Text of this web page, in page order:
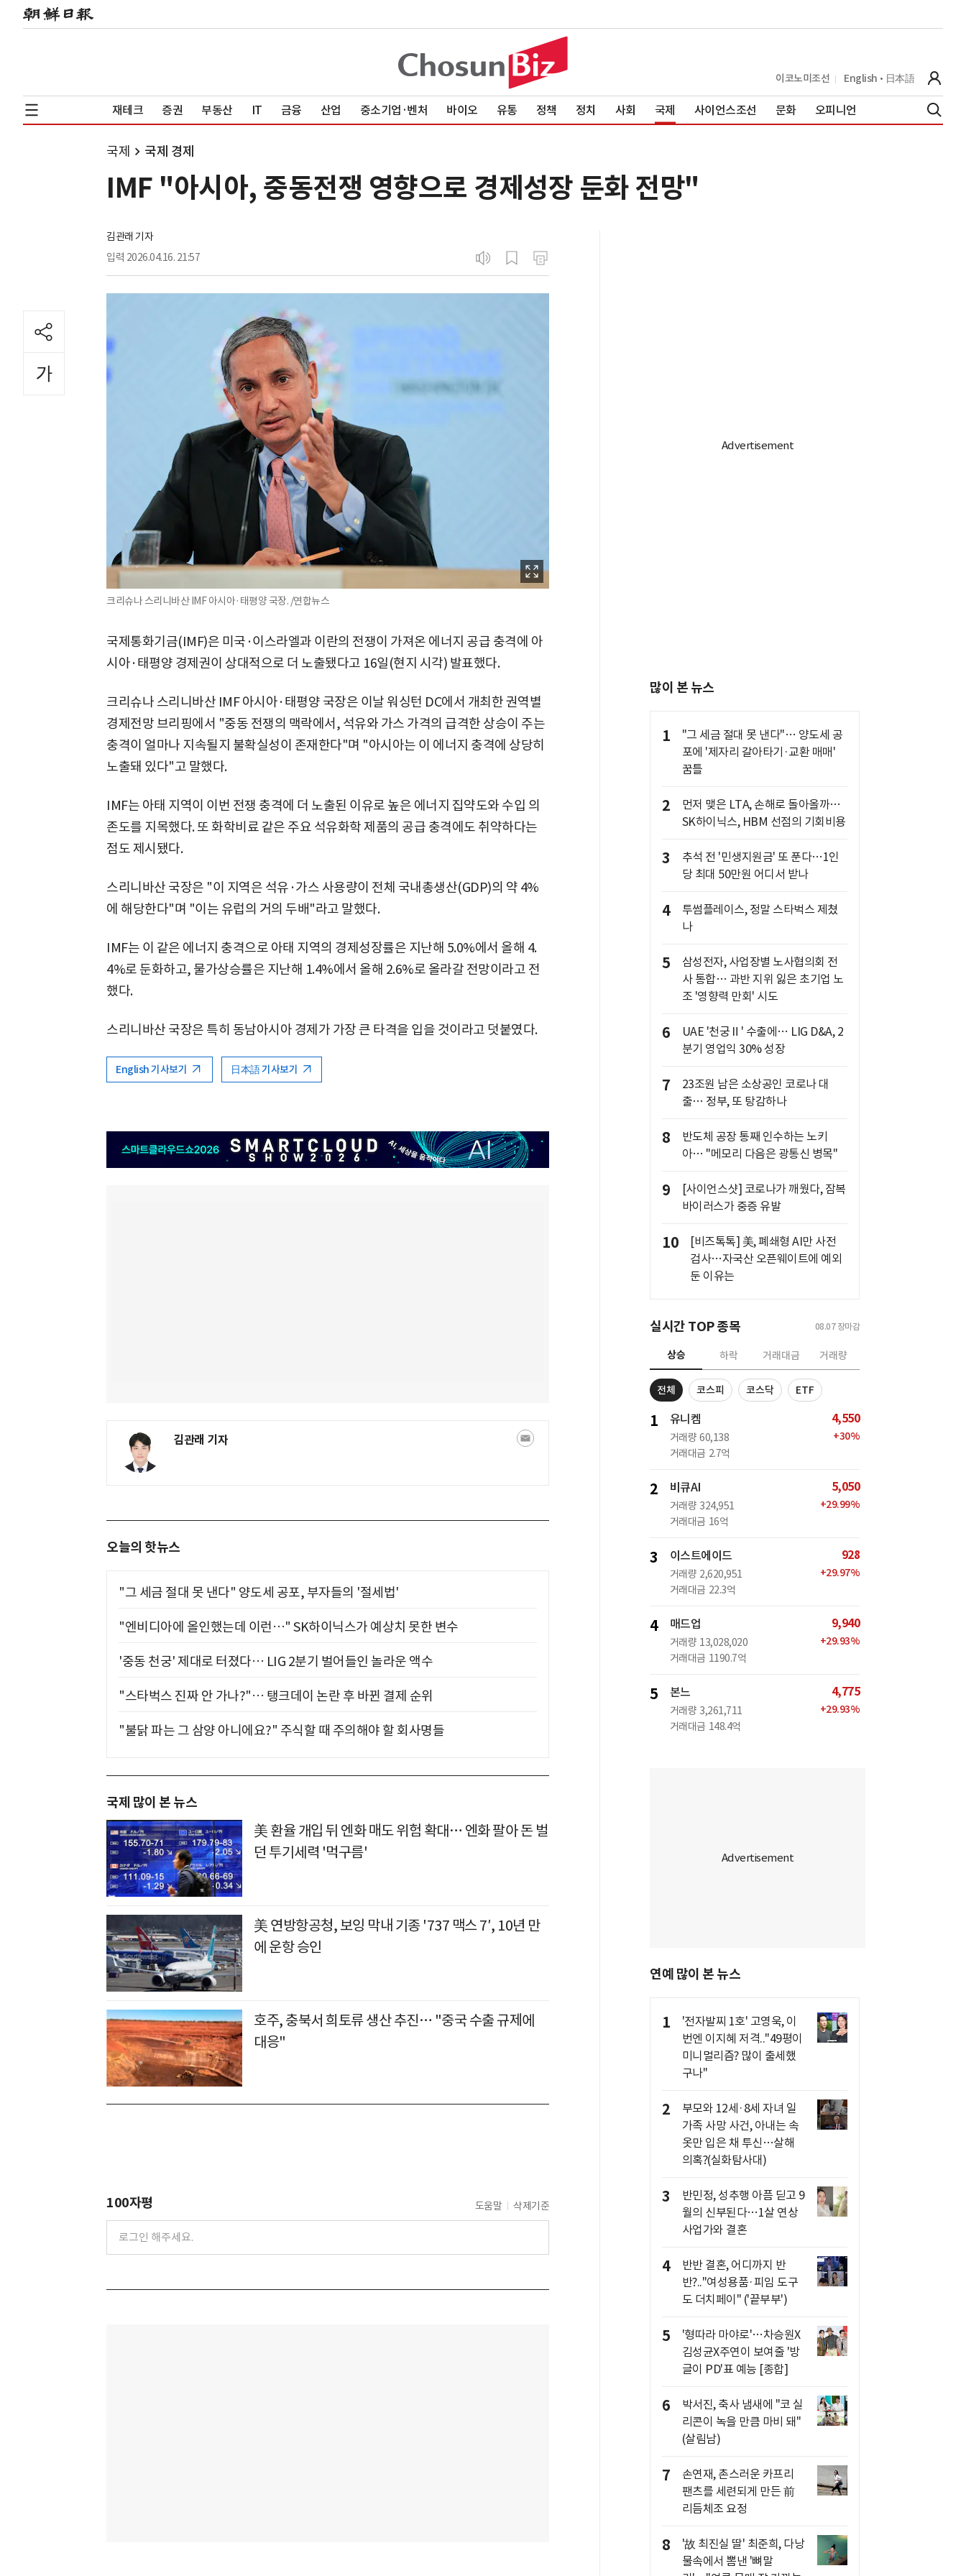
이코노미조선 English 日本語
재테크 증권 부동산 IT 금융 산업 중소기업·벤처 바이오 유통 정책 정치 사회 국제 사이언스조선 문화 오피니언
국제 국제 경제
IMF "아시아, 중동전쟁 영향으로 경제성장 둔화 전망"
김관래 기자
입력 2026.04.16. 21:57
크리슈나 스리니바산 IMF 아시아·태평양 국장. /연합뉴스
국제통화기금(IMF)은 미국·이스라엘과 이란의 전쟁이 가져온 에너지 공급 충격에 아
시아·태평양 경제권이 상대적으로 더 노출됐다고 16일(현지 시각) 발표했다.
크리슈나 스리니바산 IMF 아시아·태평양 국장은 이날 워싱턴 DC에서 개최한 권역별
경제전망 브리핑에서 "중동 전쟁의 맥락에서, 석유와 가스 가격의 급격한 상승이 주는
충격이 얼마나 지속될지 불확실성이 존재한다"며 "아시아는 이 에너지 충격에 상당히
노출돼 있다"고 말했다.
IMF는 아태 지역이 이번 전쟁 충격에 더 노출된 이유로 높은 에너지 집약도와 수입 의
존도를 지목했다. 또 화학비료 같은 주요 석유화학 제품의 공급 충격에도 취약하다는
점도 제시됐다.
스리니바산 국장은 "이 지역은 석유·가스 사용량이 전체 국내총생산(GDP)의 약 4%
에 해당한다"며 "이는 유럽의 거의 두배"라고 말했다.
IMF는 이 같은 에너지 충격으로 아태 지역의 경제성장률은 지난해 5.0%에서 올해 4.
4%로 둔화하고, 물가상승률은 지난해 1.4%에서 올해 2.6%로 올라갈 전망이라고 전
했다.
스리니바산 국장은 특히 동남아시아 경제가 가장 큰 타격을 입을 것이라고 덧붙였다.
English 기사보기 日本語 기사보기
김관래 기자
오늘의 핫뉴스
"그 세금 절대 못 낸다" 양도세 공포, 부자들의 '절세법'
"엔비디아에 올인했는데 이런…" SK하이닉스가 예상치 못한 변수
'중동 천궁' 제대로 터졌다… LIG 2분기 벌어들인 놀라운 액수
"스타벅스 진짜 안 가나?"… 탱크데이 논란 후 바뀐 결제 순위
"불닭 파는 그 삼양 아니에요?" 주식할 때 주의해야 할 회사명들
국제 많이 본 뉴스
美 환율 개입 뒤 엔화 매도 위험 확대… 엔화 팔아 돈 벌
던 투기세력 '먹구름'
美 연방항공청, 보잉 막내 기종 '737 맥스 7′, 10년 만
에 운항 승인
호주, 충북서 희토류 생산 추진… "중국 수출 규제에
대응"
100자평 도움말 삭제기준
많이 본 뉴스
1
"그 세금 절대 못 낸다"… 양도세 공
포에 '제자리 갈아타기·교환 매매'
꿈틀
2
먼저 맺은 LTA, 손해로 돌아올까…
SK하이닉스, HBM 선점의 기회비용
3
추석 전 '민생지원금' 또 푼다…1인
당 최대 50만원 어디서 받나
4
투썸플레이스, 정말 스타벅스 제쳤
나
5
삼성전자, 사업장별 노사협의회 전
사 통합… 과반 지위 잃은 초기업 노
조 '영향력 만회' 시도
6
UAE '천궁Ⅱ' 수출에… LIG D&A, 2
분기 영업익 30% 성장
7
23조원 남은 소상공인 코로나 대
출… 정부, 또 탕감하나
8
반도체 공장 통째 인수하는 노키
아… "메모리 다음은 광통신 병목"
9
[사이언스샷] 코로나가 깨웠다, 잠복
바이러스가 중증 유발
10
[비즈톡톡] 美, 폐쇄형 AI만 사전
검사…자국산 오픈웨이트에 예외
둔 이유는
실시간 TOP 종목 08.07 장마감
상승 하락 거래대금 거래량
전체 코스피 코스닥 ETF
1 유니켐
거래량 60,138
거래대금 2.7억
4,550
+30%
2 비큐AI
거래량 324,951
거래대금 16억
5,050
+29.99%
3 이스트에이드
거래량 2,620,951
거래대금 22.3억
928
+29.97%
4 매드업
거래량 13,028,020
거래대금 1190.7억
9,940
+29.93%
5 본느
거래량 3,261,711
거래대금 148.4억
4,775
+29.93%
연예 많이 본 뉴스
1
'전자발찌 1호' 고영욱, 이
번엔 이지혜 저격.."49평이
미니멀리즘? 많이 출세했
구나"
2
부모와 12세·8세 자녀 일
가족 사망 사건, 아내는 속
옷만 입은 채 투신…살해
의혹?(실화탐사대)
3
반민정, 성추행 아픔 딛고 9
월의 신부된다…1살 연상
사업가와 결혼
4
반반 결혼, 어디까지 반
반?.."여성용품·피임 도구
도 더치페이" ('끝부부')
5
'형따라 마야로'…차승원X
김성균X주연이 보여줄 '방
글이 PD'표 예능 [종합]
6
박서진, 축사 냄새에 "코 실
리콘이 녹을 만큼 마비 돼"
(살림남)
7
손연재, 촌스러운 카프리
팬츠를 세련되게 만든 前
리듬체조 요정
8
'故 최진실 딸' 최준희, 다낭
물속에서 뽐낸 '뼈말